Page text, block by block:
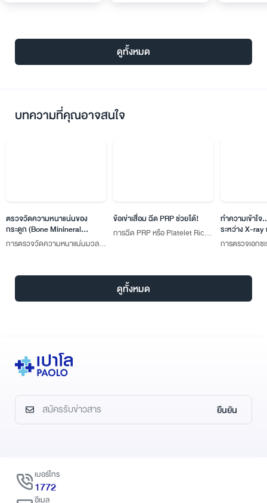
ดูทั้งหมด
บทความที่คุณอาจสนใจ
น่นของ
ตรายจาก
าแน่นมวล
รคกระดูก
ข้อเข่าเสื่อม ฉีด PRP ช่วยได้!
การฉีด PRP หรือ Platelet Rich
Plasma คือการนำเลือดของผู้ป่วย
ซ่อมแซมฟื้นฟูเซลล์ที่บาดเจ็บ ทั้ง
เอ็นกล้ามเนื้อ เอ็นกระดูก และ
ทำความเข้าใจ...ข้อแตกต่าง
ระหว่าง X-ray กับ MRI
การตรวจเอกซเรย์เป็นการใช้รังสี
คลื่นแม่เหล็กไฟฟ้าที่ให้ภาพ 3 มิติ
ดูทั้งหมด
ยืนยัน
เบอร์โทร
1772
อีเมล